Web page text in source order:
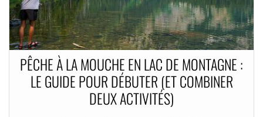
PÊCHE À LA MOUCHE EN LAC DE MONTAGNE :
LE GUIDE POUR DÉBUTER (ET COMBINER
DEUX ACTIVITÉS)